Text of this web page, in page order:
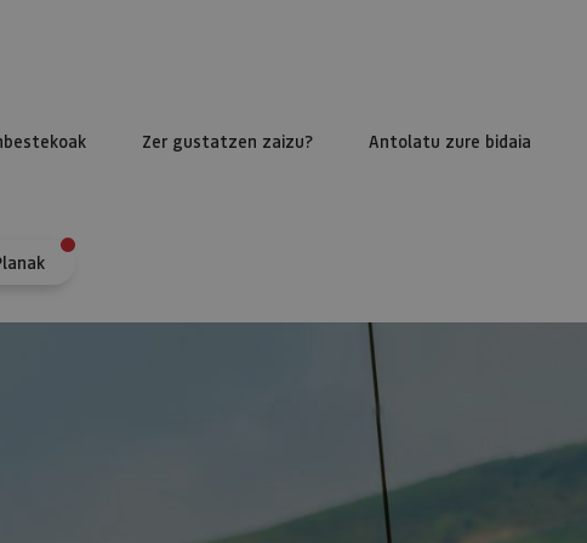
Zer gustatzen zaizu? Antolatu zure bidaia